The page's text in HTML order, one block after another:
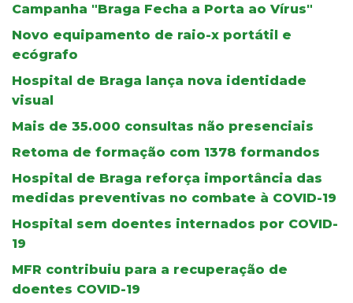
Campanha "Braga Fecha a Porta ao Vírus"
Novo equipamento de raio-x portátil e
ecógrafo
Hospital de Braga lança nova identidade
visual
Mais de 35.000 consultas não presenciais
Retoma de formação com 1378 formandos
Hospital de Braga reforça importância das
medidas preventivas no combate à COVID-19
Hospital sem doentes internados por COVID-
19
MFR contribuiu para a recuperação de
doentes COVID-19